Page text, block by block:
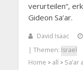
verurteilen“,
Gideon Sa’ar.
David Isaac
| Themen: Israel
Home > all >